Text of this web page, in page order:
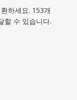
하세요. 153개
할 수 있습니다.